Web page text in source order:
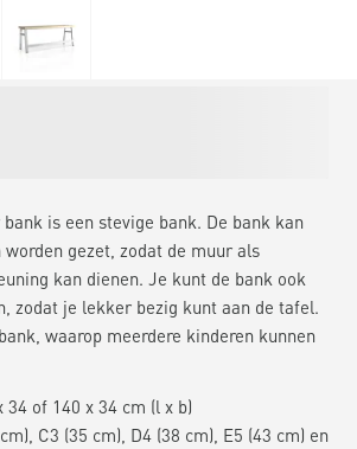
is een stevige bank. De bank kan
gezet, zodat de muur als
kan dienen. Je kunt de bank ook
zodat je lekker bezig kunt aan de tafel.
waarop meerdere kinderen kunnen
of 140 x 34 cm (l x b)
C3 (35 cm), D4 (38 cm), E5 (43 cm) en